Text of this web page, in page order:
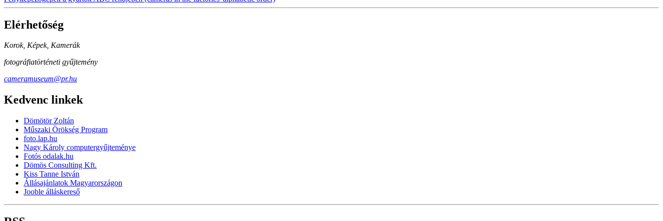
Elérhetőség
Korok, Képek, Kamerák
fotográfiatörténeti gyűjtemény
cameramuseum@pr.hu
Kedvenc linkek
Dömötör Zoltán
Műszaki Örökség Program
foto.lap.hu
Nagy Károly computergyűjteménye
Fotós odalak.hu
Dömös Consulting Kft.
Kiss Tanne István
Állásajánlatok Magyarországon
Jooble álláskereső